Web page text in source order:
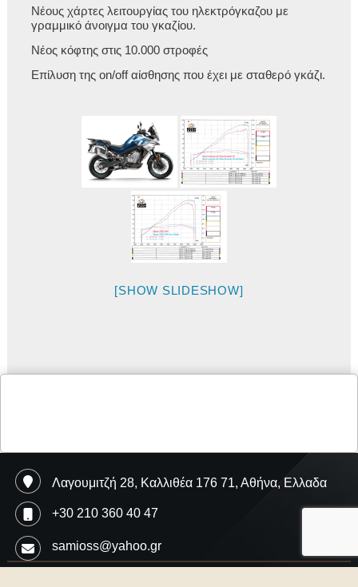
Νέους χάρτες λειτουργίας του ηλεκτρόγκαζου με
γραμμικό άνοιγμα του γκαζίου.
Νέος κόφτης στις 10.000 στροφές
Επίλυση της on/off αίσθησης που έχει με σταθερό γκάζι.
[SHOW SLIDESHOW]
Λαγουμιτζή 28, Καλλιθέα 176 71, Αθήνα, Ελλαδα
+30 210 360 40 47
samioss@yahoo.gr